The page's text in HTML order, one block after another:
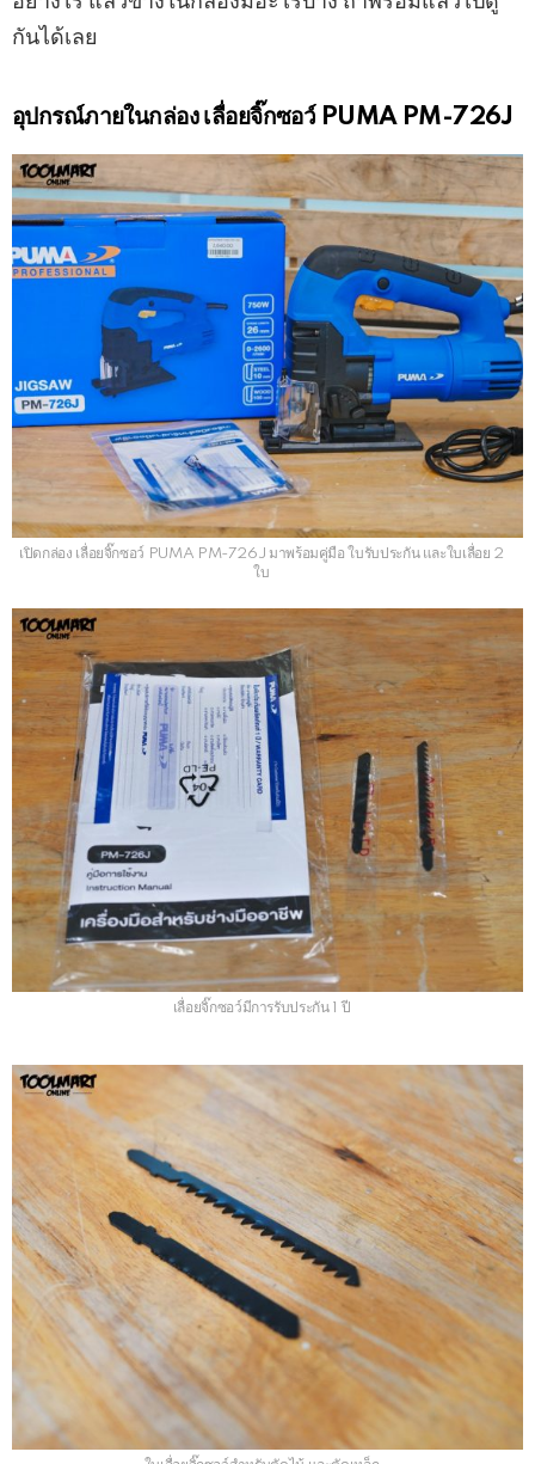
กันได้เลย
อุปกรณ์ภายในกล่องเลื่อยจิ๊กซอว์ PUMA PM-726J
เปิดกล่อง เลื่อยจิ๊กซอว์ PUMA PM-726J มาพร้อมคู่มือ ใบรับประกัน และใบเลื่อย 2
ใบ
เลื่อยจิ๊กซอว์มีการรับประกัน 1 ปี